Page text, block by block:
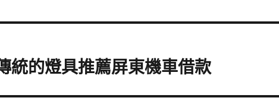
統的燈具推薦屏東機車借款